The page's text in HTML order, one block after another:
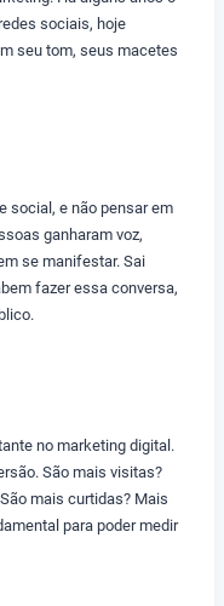
sociais, hoje
seu tom, seus macetes
social, e não pensar em
ganharam voz,
se manifestar. Sai
fazer essa conversa,
no marketing digital.
São mais visitas?
mais curtidas? Mais
para poder medir